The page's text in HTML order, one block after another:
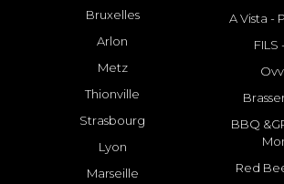
Bruxelles
Arlon
Metz
Thionville
Strasbourg
Lyon
Marseille
A Vista -
FILS
BBQ
Red